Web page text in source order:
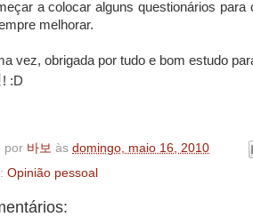
a colocar alguns questionários
melhorar.
vez, obrigada por tudo e bom estudo
! :D
por 바보 às domingo, maio 16, 2010
Opinião pessoal